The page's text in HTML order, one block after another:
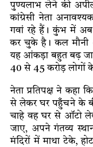
पुण्यलाभ लेने की
कांग्रेसी नेता
गवां रहे हैं। कुंभ में अब
कर चुके है। कल मौनी
यह आंकड़ा बहुत बढ़
40 से 45 करोड़ लोगों
नेता प्रतिपक्ष ने कहा
से लेकर घर पहुँचने के
चाहे वह घर से ऑटो
जाए, अपने गंतव्य
मंदिरों में माथा टेके,